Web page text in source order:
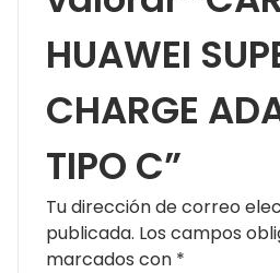
HUAWEI
CHARGE
TIPO C”
Tu dirección de correo
publicada. Los campos
marcados con *